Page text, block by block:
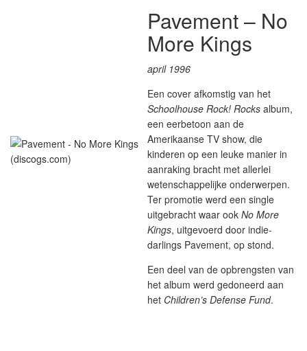
Pavement – No
More Kings
april 1996
Een cover afkomstig van het
Schoolhouse Rock! Rocks album,
een eerbetoon aan de
Amerikaanse TV show, die
kinderen op een leuke manier in
aanraking bracht met allerlei
wetenschappelijke onderwerpen.
Ter promotie werd een single
uitgebracht waar ook No More
Kings, uitgevoerd door indie-
darlings Pavement, op stond.
Een deel van de opbrengsten van
het album werd gedoneerd aan
het Children’s Defense Fund.